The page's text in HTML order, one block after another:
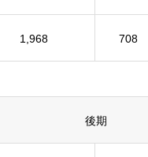
1,968 708
後期